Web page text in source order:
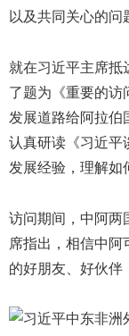
以及共同关心的
就在习近平主席抵
了题为《重要的访
发展道路给阿拉伯
认真研读《习近平
发展经验，理解如
访问期间，中阿两
席指出，相信中阿
的好朋友、好伙伴